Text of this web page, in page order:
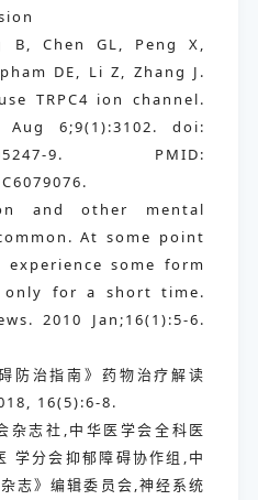
B, Chen GL, Peng X,
DE, Li Z, Zhang J.
TRPC4 ion channel.
6;9(1):3102. doi:
05247-9. PMID:
and other mental
At some point
some form
for a short time.
2010 Jan;16(1):5-6.
防治指南》药物治疗解读
16(5):6-8.
杂志社,中华医学会全科医
学分会抑郁障碍协作组,中
志》编辑委员会,神经系统